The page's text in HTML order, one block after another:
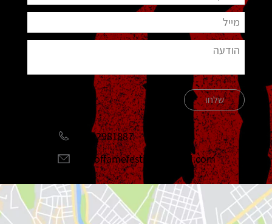
שלחו
051-2981887
halloffamefestival@gmail.com